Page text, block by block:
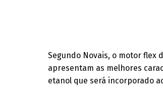
Segundo Novais, o motor flex
apresentam as melhores
etanol que será incorporado